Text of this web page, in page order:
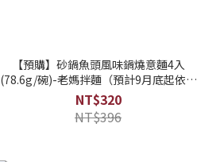
【預購】砂鍋魚頭風味鍋燒意麵4入
(78.6g/碗)-老媽拌麵（預計9月底起依訂
單順序陸續出貨）
NT$320
NT$396